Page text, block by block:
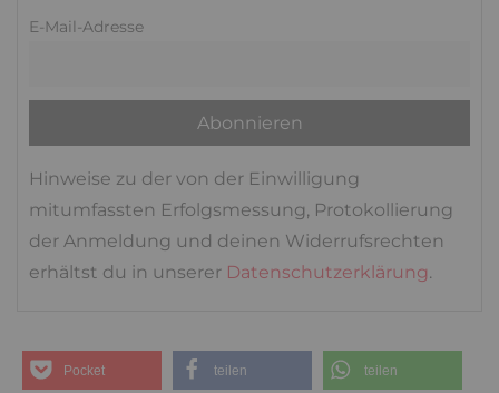
E-Mail-Adresse
Hinweise zu der von der Einwilligung
mitumfassten Erfolgsmessung, Protokollierung
der Anmeldung und deinen Widerrufsrechten
erhältst du in unserer Datenschutzerklärung.
Pocket teilen teilen